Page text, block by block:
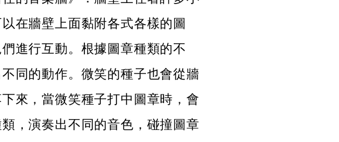
在牆壁上面黏附各式各樣的圖
進行互動。根據圖章種類的不
同的動作。微笑的種子也會從牆
來，當微笑種子打中圖章時，會
，演奏出不同的音色，碰撞圖章